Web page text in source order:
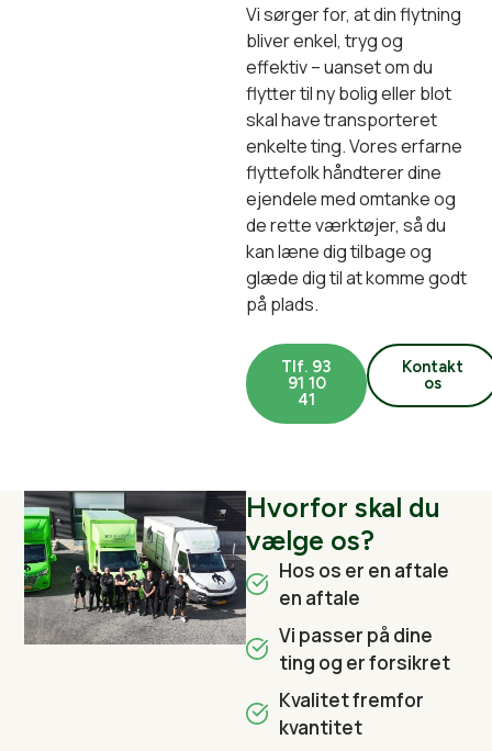
Vi sørger for, at din flytning
bliver enkel, tryg og
effektiv – uanset om du
flytter til ny bolig eller blot
skal have transporteret
enkelte ting. Vores erfarne
flyttefolk håndterer dine
ejendele med omtanke og
de rette værktøjer, så du
kan læne dig tilbage og
glæde dig til at komme godt
på plads.
Tlf. 93
91 10
41
Kontakt
os
Hvorfor skal du
vælge os?
Hos os er en aftale
en aftale
Vi passer på dine
ting og er forsikret
Kvalitet fremfor
kvantitet